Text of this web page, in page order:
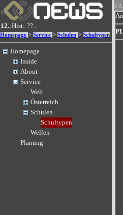
12..Hist..??..
Homepage > Service > Schulen > Schultypen
Homepage
Inside
About
Service
Welt
Österreich
Schulen
Schultypen
Wellen
Planung